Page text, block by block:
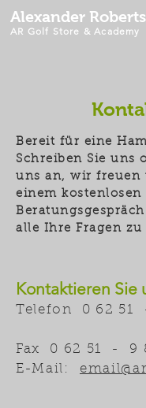
Alexander
AR Golf Store & Academy
Bereit für eine
Schreiben Sie uns
uns an, wir freuen
einem kostenlosen
alle Ihre Fragen
Kontaktieren Sie
Telefon 0 62
Fax 0 62 51 - 9
E-Mail: